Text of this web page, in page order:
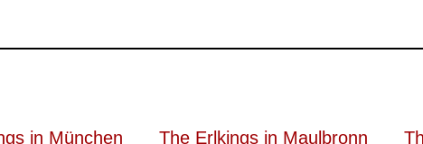
in München The Erlkings in Maulbronn